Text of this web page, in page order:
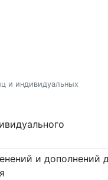
и индивидуальных
и дополнений